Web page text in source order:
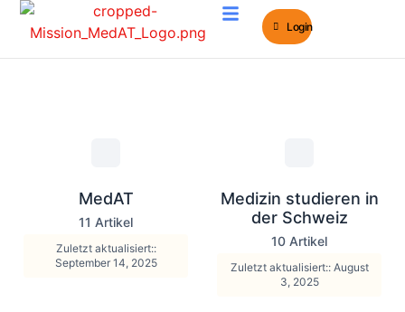
Login
MedAT
11 Artikel
Zuletzt aktualisiert::
September 14, 2025
Medizin studieren in
der Schweiz
10 Artikel
Zuletzt aktualisiert:: August
3, 2025